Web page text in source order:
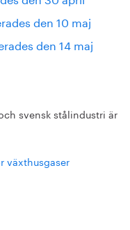
den 10 maj
den 14 maj
svensk stålindustri är
växthusgaser